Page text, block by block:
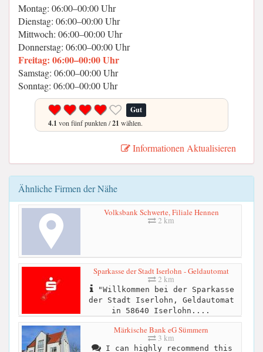
Montag: 06:00–00:00 Uhr
Dienstag: 06:00–00:00 Uhr
Mittwoch: 06:00–00:00 Uhr
Donnerstag: 06:00–00:00 Uhr
Freitag: 06:00–00:00 Uhr
Samstag: 06:00–00:00 Uhr
Sonntag: 06:00–00:00 Uhr
Gut
4.1 von fünf punkten /21 wählen.
Informationen Aktualisieren
Ähnliche Firmen der Nähe
Volksbank Schwerte, Filiale Hennen
2 km
Sparkasse der Stadt Iserlohn - Geldautomat
2 km
"Willkommen bei der Sparkasse
der Stadt Iserlohn, Geldautomat
in 58640 Iserlohn....
Märkische Bank eG Sümmern
3 km
I can highly recommend this